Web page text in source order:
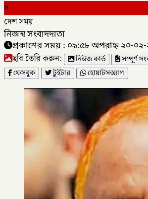
দ
দেশ সময়
নিজস্ব সংবাদদাতা
প্রকাশের সময় : ০৯:৫৮ অপরাহ্ন ২০-
ছবি তৈরি করুন: নিউজ কার্ড
সম্পূর্ণ
ফেসবুক
টুইটার হোয়াটসঅ্যাপ